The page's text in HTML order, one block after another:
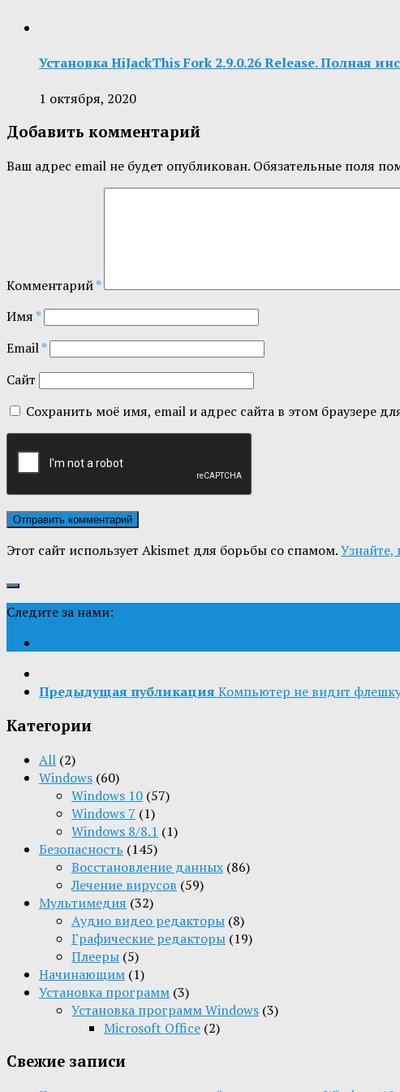
Установка HiJackThis Fork 2.9.0.26 Release. Полная
1 октября, 2020
Добавить комментарий
Ваш адрес email не будет опубликован. Обязательные поля
Комментарий*
Имя*
Email*
Сайт
Сохранить моё имя, email и адрес сайта в этом браузере
Этот сайт использует Akismet для борьбы со спамом.
Следите за нами:
Предыдущая публикация Компьютер не видит флешку
Категории
All (2)
Windows (60)
Windows 10 (57)
Windows 7 (1)
Windows 8/8.1 (1)
Безопасность (145)
Восстановление данных (86)
Лечение вирусов (59)
Мультимедия (32)
Aудио видео редакторы (8)
Графические редакторы (19)
Плееры (5)
Начинающим (1)
Установка программ (3)
Установка программ Windows (3)
Microsoft Office (2)
Свежие записи